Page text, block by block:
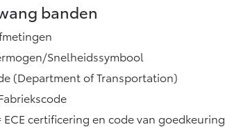
banden
Snelheidssymbool
(Department of Transportation)
ECE certificering en code van goedkeuring